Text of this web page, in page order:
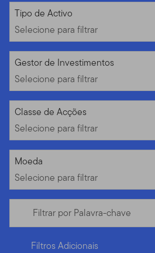
Selecione para filtrar
Tipo de Activo
Selecione para filtrar
Selecione para filtrar
Gestor de Investimentos
Selecione para filtrar
Selecione para filtrar
Classe de Acções
Selecione para filtrar
Selecione para filtrar
Moeda
Selecione para filtrar
Filtrar por Palavra-chave
Filtros Adicionais